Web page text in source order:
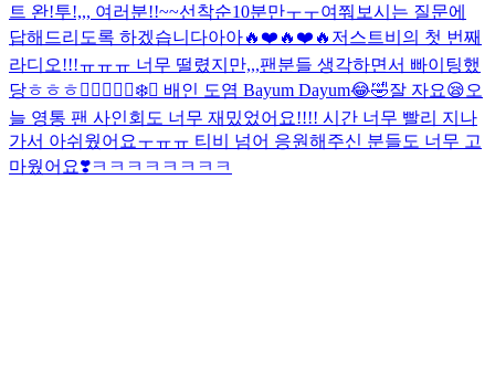
트 완!투!,,, 여러분!!~~선착순10분만ㅜㅜ여쭤보시는 질문에
답해드리도록 하겠습니다아아🔥❤️🔥❤️🔥 저스트비의 첫 번째
라디오!!!ㅠㅠㅠ 너무 떨렸지만,,,팬분들 생각하면서 빠이팅했
당ㅎㅎㅎ❤️‍🔥❤️‍🔥 🐻‍❄️🐶 배인 도염 Bayum Dayum😂🤣잘 자요😪오
늘 영통 팬 사인회도 너무 재밌었어요!!!! 시간 너무 빨리 지나
가서 아쉬웠어요ㅜㅠㅠ 티비 넘어 응원해주신 분들도 너무 고
마웠어요❣️ㅋㅋㅋㅋㅋㅋㅋㅋ